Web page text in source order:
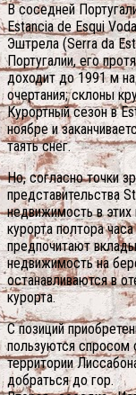
В соседней
Estancia de Esqui
Эштрела (Serra da
Португалии, его
доходит до 1991 м
очертания; склоны
Курортный сезон в
ноябре и
таять снег.
Но, согласно точки
представительства
недвижимость в
курорта полтора
предпочитают
недвижимость на
останавливаются в
курорта.
С позиций
пользуются
территории
добраться до гор.